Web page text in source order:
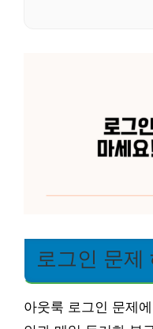
로그인 문제
아웃룩 로그인 문제